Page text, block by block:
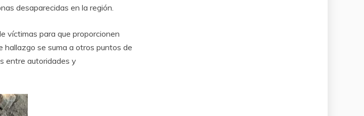
desaparecidas en la región.
víctimas para que proporcionen
hallazgo se suma a otros puntos de
entre autoridades y